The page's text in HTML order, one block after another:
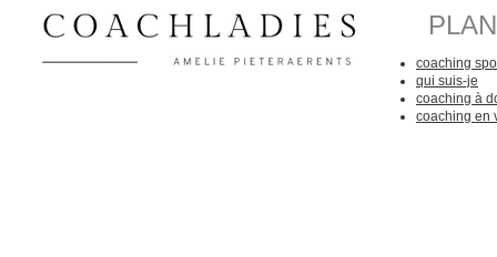
coaching
qui suis-je
coaching à
coaching en